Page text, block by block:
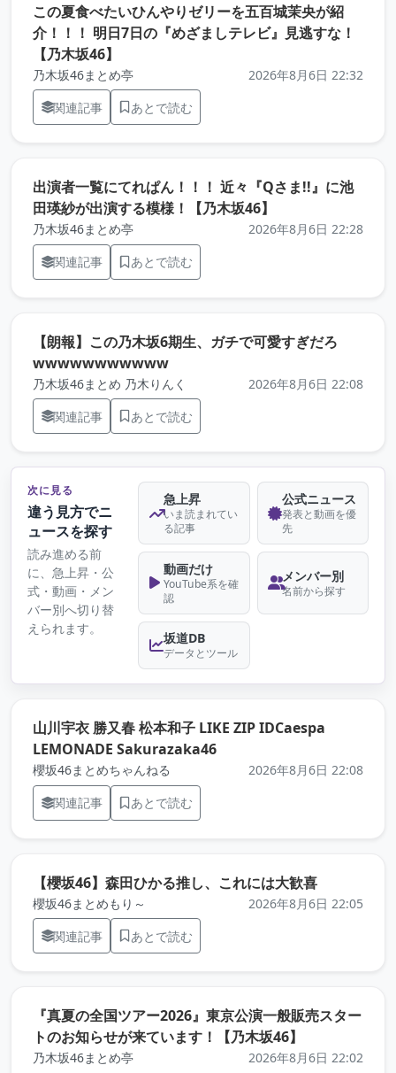
この夏食べたいひんやりゼリーを五百城茉央が紹
介！！！ 明日7日の『めざましテレビ』見逃すな！
【乃木坂46】
乃木坂46まとめ亭
2026年8月6日 22:32
関連記事
あとで読む
出演者一覧にてれぱん！！！ 近々『Qさま!!』に池
田瑛紗が出演する模様！【乃木坂46】
乃木坂46まとめ亭
2026年8月6日 22:28
関連記事
あとで読む
【朗報】この乃木坂6期生、ガチで可愛すぎだろ
wwwwwwwwwww（元記事を新しいタブで開きます）
乃木坂46まとめ 乃木りんく
2026年8月6日 22:08
関連記事
あとで読む
次に見る
違う見方でニ
ュースを探す
読み進める前
に、急上昇・公
式・動画・メン
バー別へ切り替
えられます。
急上昇
いま読まれてい
る記事
公式ニュース
発表と動画を優
先
動画だけ
YouTube系を確
認
メンバー別
名前から探す
坂道DB
データとツール
山川宇衣 勝又春 松本和子 LIKE ZIP IDCaespa
LEMONADE Sakurazaka46（元記事を新しいタブで開
櫻坂46まとめちゃんねる
2026年8月6日 22:08
関連記事
あとで読む
【櫻坂46】森田ひかる推し、これには大歓喜（元記事を
櫻坂46まとめもり～
2026年8月6日 22:05
関連記事
あとで読む
『真夏の全国ツアー2026』東京公演一般販売スター
トのお知らせが来ています！【乃木坂46】
乃木坂46まとめ亭 2026年8月6日 22:02